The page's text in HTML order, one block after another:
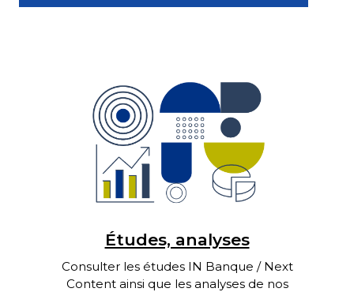
Études, analyses
Consulter les études IN Banque / Next
Content ainsi que les analyses de nos